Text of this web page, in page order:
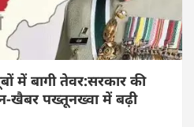
में बागी तेवर:सरकार की
खैबर पख्तूनख्वा में बढ़ी